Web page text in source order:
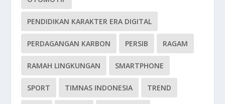
PENDIDIKAN KARAKTER ERA DIGITAL
PERDAGANGAN KARBON PERSIB RAGAM
RAMAH LINGKUNGAN SMARTPHONE
SPORT TIMNAS INDONESIA TREND